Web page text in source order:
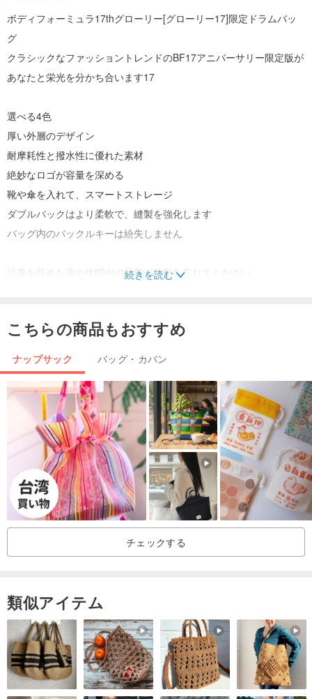
ボディフォーミュラ17thグローリー[グローリー17]限定ドラムバッ
グ
クラシックなファッショントレンドのBF17アニバーサリー限定版が
あなたと栄光を分かち合います17
選べる4色
厚い外層のデザイン
耐摩耗性と撥水性に優れた素材
絶妙なロゴが容量を深める
靴や傘を入れて、スマートストレージ
ダブルバックはより柔軟で、縫製を強化します
バッグ内のバックルキーは紛失しません
仕事を辞めた後や休暇中の日常の衝動を忘れてください
撮影時の周囲光の色差は若干ありますので、実際に受け取った商品
実際の製品の方が見栄えがします！安心して購入してください！
製品素材：100％撥水ナイロン
台湾製
製品はすべて台湾製で、細やかな製造工程にこだわっており、一般
的な大量生産とは比べものにならないほどの高級感であるMITの絶
妙な品質を実感できます。
続きを読む
こちらの商品もおすすめ
ナップサック バッグ・カバン
チェックする
類似アイテム